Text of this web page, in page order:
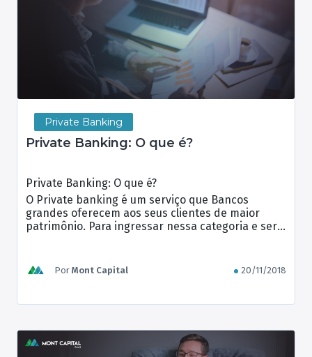
Private Banking
Private Banking: O que é?
Private Banking: O que é?
O Private banking é um serviço que Bancos
grandes oferecem aos seus clientes de maior
patrimônio. Para ingressar nessa categoria e ser
podendo haver variações para cada banco ou
Por Mont Capital 20/11/2018